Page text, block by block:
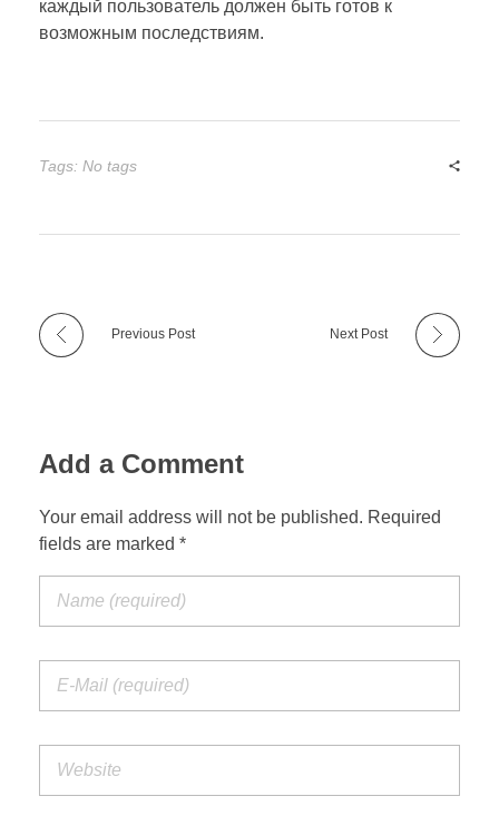
каждый пользователь должен быть готов к
возможным последствиям.
Tags: No tags
Previous Post Next Post
Add a Comment
Your email address will not be published. Required
fields are marked *